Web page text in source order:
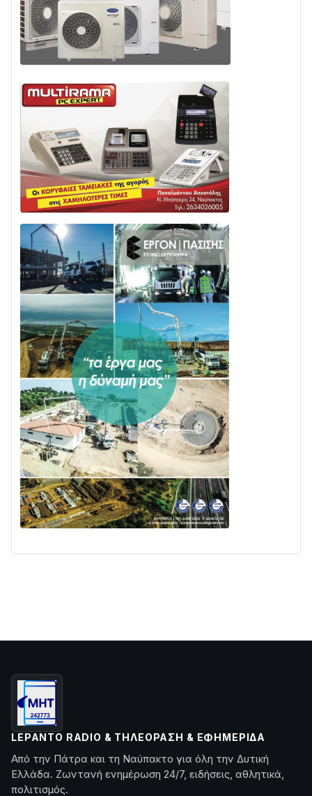
LEPANTO RADIO & ΤΗΛΕΌΡΑΣΗ & ΕΦΗΜΕΡΊΔΑ
Από την Πάτρα και τη Ναύπακτο για όλη την Δυτική
Ελλάδα. Ζωντανή ενημέρωση 24/7, ειδήσεις, αθλητικά,
πολιτισμός.